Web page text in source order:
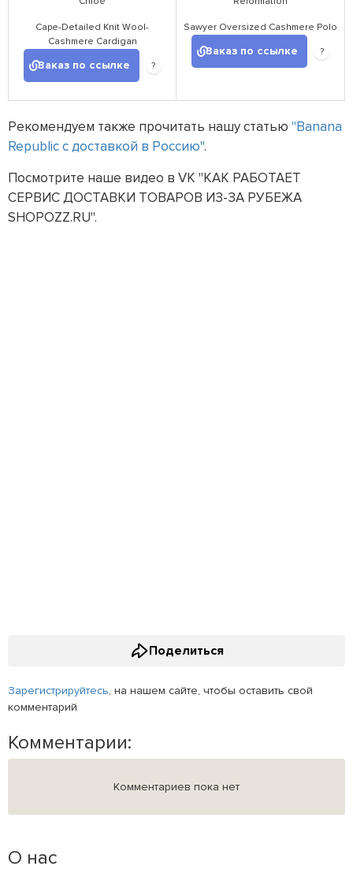
Cape-Detailed Knit Wool-
Cashmere Cardigan
Заказ по ссылке ?
Sawyer Oversized Cashmere Polo
Заказ по ссылке ?
Рекомендуем также прочитать нашу статью "Banana
Republic с доставкой в Россию".
Посмотрите наше видео в VK "КАК РАБОТАЕТ
СЕРВИС ДОСТАВКИ ТОВАРОВ ИЗ-ЗА РУБЕЖА
SHOPOZZ.RU".
Поделиться
Зарегистрируйтесь, на нашем сайте, чтобы оставить свой
комментарий
Комментарии:
Комментариев пока нет
О нас